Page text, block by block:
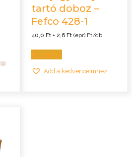
1
tartó doboz –
Fefco 428-1
40,0Ft + 2,6Ft (epr) Ft/db
Kosárba
Add a kedvenceimhez